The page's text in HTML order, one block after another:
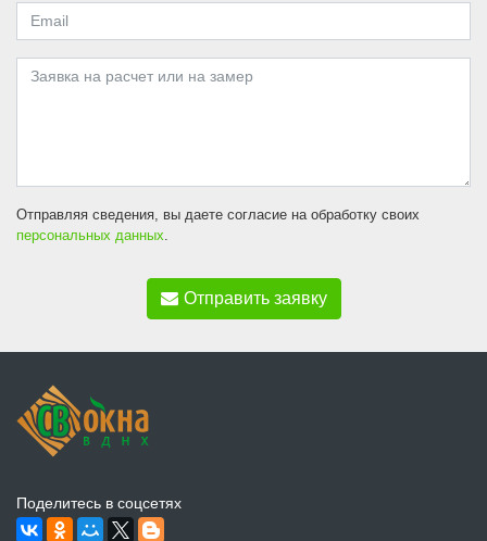
Отправляя сведения, вы даете согласие на обработку своих
персональных данных
Отправить заявку
Поделитесь в соцсетях